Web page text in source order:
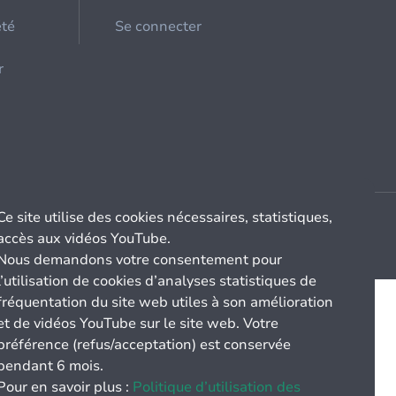
Se connecter
site utilise des cookies nécessaires, statistiques,
aux vidéos YouTube.
demandons votre consentement pour
de cookies d’analyses statistiques de
du site web utiles à son amélioration
de vidéos YouTube sur le site web. Votre
(refus/acceptation) est conservée
6 mois.
en savoir plus : Politique d’utilisation des